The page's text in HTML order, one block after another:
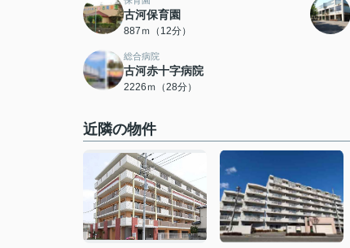
古河保育園
887ｍ（12分）
総合病院
古河赤十字病院
2226ｍ（28分）
近隣の物件